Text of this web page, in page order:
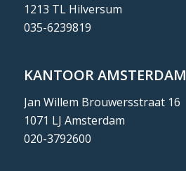
1213 TL Hilversum
035-6239819
KANTOOR AMSTERDAM
Jan Willem Brouwersstraat 16
1071 LJ Amsterdam
020-3792600